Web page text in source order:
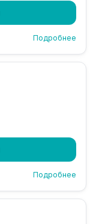
Подробнее
Подробнее